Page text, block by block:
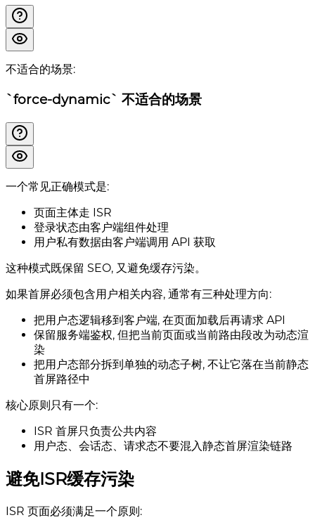
不适合的场景:
`force-dynamic` 不适合的场景
一个常见正确模式是:
页面主体走 ISR
登录状态由客户端组件处理
用户私有数据由客户端调用 API 获取
这种模式既保留 SEO, 又避免缓存污染。
如果首屏必须包含用户相关内容, 通常有三种处理方向:
把用户态逻辑移到客户端, 在页面加载后再请求 API
保留服务端鉴权, 但把当前页面或当前路由段改为动态渲
染
把用户态部分拆到单独的动态子树, 不让它落在当前静态
首屏路径中
核心原则只有一个:
ISR 首屏只负责公共内容
用户态、会话态、请求态不要混入静态首屏渲染链路
避免ISR缓存污染
ISR 页面必须满足一个原则: